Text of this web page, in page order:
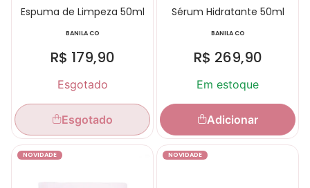
Espuma de Limpeza 50ml
BANILA CO
R$ 179,90
Esgotado
Esgotado
Sérum Hidratante 50ml
BANILA CO
R$ 269,90
Em estoque
Adicionar
NOVIDADE NOVIDADE